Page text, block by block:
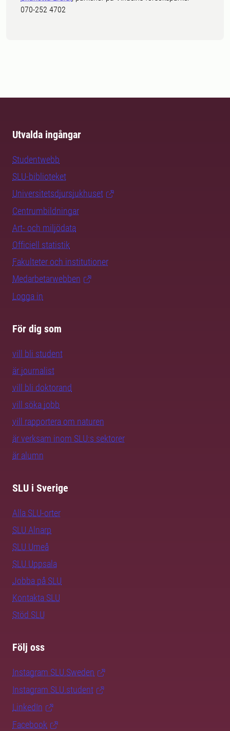
070-252 4702
Utvalda ingångar
Studentwebb
SLU-biblioteket
Universitetsdjursjukhuset
Centrumbildningar
Art- och miljödata
Officiell statistik
Fakulteter och institutioner
Medarbetarwebben
Logga in
För dig som
vill bli student
är journalist
vill bli doktorand
vill söka jobb
vill rapportera om naturen
är verksam inom SLU:s sektorer
är alumn
SLU i Sverige
Alla SLU-orter
SLU Alnarp
SLU Umeå
SLU Uppsala
Jobba på SLU
Kontakta SLU
Stöd SLU
Följ oss
Instagram SLU.Sweden
Instagram SLU.student
LinkedIn
Facebook